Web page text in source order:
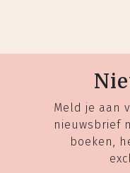
Meld je aan
nieuwsbrief
boeken,